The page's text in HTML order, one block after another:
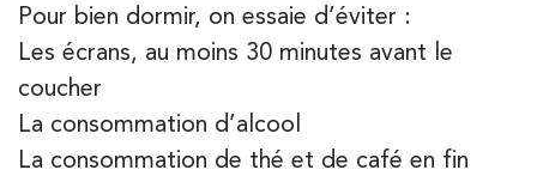
Pour bien dormir, on essaie d’éviter :
Les écrans, au moins 30 minutes avant le
coucher
La consommation d’alcool
La consommation de thé et de café en fin